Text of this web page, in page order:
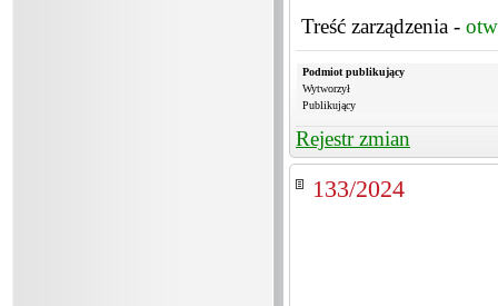
Treść zarządzenia -
Podmiot publikujący
Wytworzył
Publikujący
Rejestr zmian
133/2024